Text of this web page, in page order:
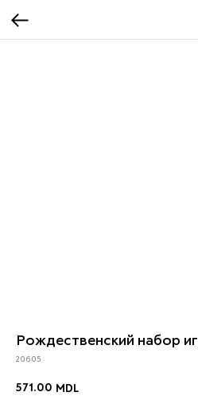
Рождественский набор
20605
571.00 MDL